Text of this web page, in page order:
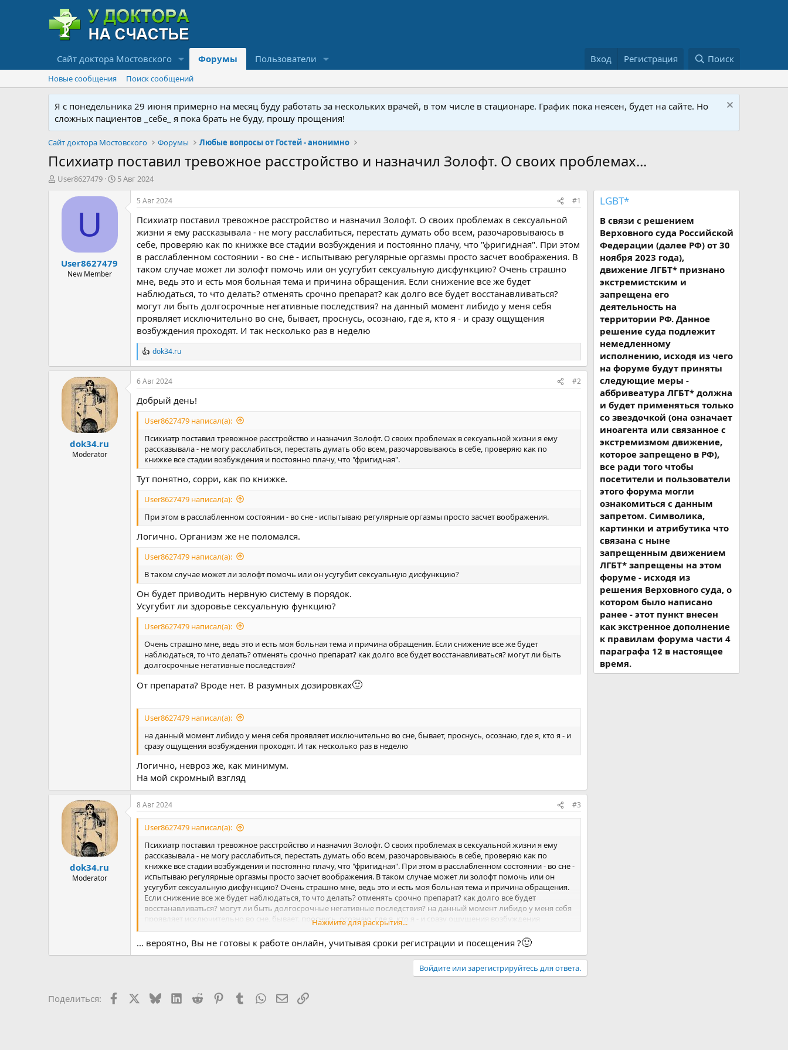
Сайт доктора Мостовского Форумы Пользователи Вход Регистрация Поиск
Новые сообщения Поиск сообщений
Я с понедельника 29 июня примерно на месяц буду работать за нескольких врачей, в том числе в стационаре. График пока неясен, будет на сайте. Но
сложных пациентов _себе_ я пока брать не буду, прошу прощения!
Сайт доктора Мостовского Форумы Любые вопросы от Гостей - анонимно
Психиатр поставил тревожное расстройство и назначил Золофт. О своих проблемах...
А
ы
User8627479
Д
а
ч
л
5 Авг 2024
U
User8627479
New Member
5 Авг 2024 #1
Психиатр поставил тревожное расстройство и назначил Золофт. О своих проблемах в сексуальной
жизни я ему рассказывала - не могу расслабиться, перестать думать обо всем, разочаровываюсь в
себе, проверяю как по книжке все стадии возбуждения и постоянно плачу, что "фригидная". При этом
в расслабленном состоянии - во сне - испытываю регулярные оргазмы просто засчет воображения. В
таком случае может ли золофт помочь или он усугубит сексуальную дисфункцию? Очень страшно
мне, ведь это и есть моя больная тема и причина обращения. Если снижение все же будет
наблюдаться, то что делать? отменять срочно препарат? как долго все будет восстанавливаться?
могут ли быть долгосрочные негативные последствия? на данный момент либидо у меня себя
проявляет исключительно во сне, бывает, проснусь, осознаю, где я, кто я - и сразу ощущения
возбуждения проходят. И так несколько раз в неделю
Р
е
а
к
и
и
dok34.ru
dok34.ru
Moderator
6 Авг 2024 #2
Добрый день!
User8627479 написал(а):
Психиатр поставил тревожное расстройство и назначил Золофт. О своих проблемах в сексуальной жизни я ему
рассказывала - не могу расслабиться, перестать думать обо всем, разочаровываюсь в себе, проверяю как по
книжке все стадии возбуждения и постоянно плачу, что "фригидная".
Тут понятно, сорри, как по книжке.
User8627479 написал(а):
При этом в расслабленном состоянии - во сне - испытываю регулярные оргазмы просто засчет воображения.
Логично. Организм же не поломался.
User8627479 написал(а):
В таком случае может ли золофт помочь или он усугубит сексуальную дисфункцию?
Он будет приводить нервную систему в порядок.
Усугубит ли здоровье сексуальную функцию?
User8627479 написал(а):
Очень страшно мне, ведь это и есть моя больная тема и причина обращения. Если снижение все же будет
наблюдаться, то что делать? отменять срочно препарат? как долго все будет восстанавливаться? могут ли быть
долгосрочные негативные последствия?
От препарата? Вроде нет. В разумных дозировках🙂
User8627479 написал(а):
на данный момент либидо у меня себя проявляет исключительно во сне, бывает, проснусь, осознаю, где я, кто я - и
сразу ощущения возбуждения проходят. И так несколько раз в неделю
Логично, невроз же, как минимум.
На мой скромный взгляд
dok34.ru
Moderator
8 Авг 2024 #3
User8627479 написал(а):
Психиатр поставил тревожное расстройство и назначил Золофт. О своих проблемах в сексуальной жизни я ему
рассказывала - не могу расслабиться, перестать думать обо всем, разочаровываюсь в себе, проверяю как по
книжке все стадии возбуждения и постоянно плачу, что "фригидная". При этом в расслабленном состоянии - во сне -
испытываю регулярные оргазмы просто засчет воображения. В таком случае может ли золофт помочь или он
усугубит сексуальную дисфункцию? Очень страшно мне, ведь это и есть моя больная тема и причина обращения.
Если снижение все же будет наблюдаться, то что делать? отменять срочно препарат? как долго все будет
восстанавливаться? могут ли быть долгосрочные негативные последствия? на данный момент либидо у меня себя
проявляет исключительно во сне, бывает, проснусь, осознаю, где я, кто я - и сразу ощущения возбуждения
проходят. И так несколько раз в неделю
Нажмите для раскрытия...
... вероятно, Вы не готовы к работе онлайн, учитывая сроки регистрации и посещения ?🙂
Войдите или зарегистрируйтесь для ответа.
Поделиться: Facebook BlueskyLinkedInReddit PinterestTumblrWhatsAppЭлектронная почта
Ссылка
LGBT*
В связи с решением
Верховного суда Российской
Федерации (далее РФ) от 30
ноября 2023 года),
движение ЛГБТ* признано
экстремистским и
запрещена его
деятельность на
территории РФ. Данное
решение суда подлежит
немедленному
исполнению, исходя из чего
на форуме будут приняты
следующие меры -
аббривеатура ЛГБТ* должна
и будет применяться только
со звездочкой (она означает
иноагента или связанное с
экстремизмом движение,
которое запрещено в РФ),
все ради того чтобы
посетители и пользователи
этого форума могли
ознакомиться с данным
запретом. Символика,
картинки и атрибутика что
связана с ныне
запрещенным движением
ЛГБТ* запрещены на этом
форуме - исходя из
решения Верховного суда, о
котором было написано
ранее - этот пункт внесен
как экстренное дополнение
к правилам форума части 4
параграфа 12 в настоящее
время.